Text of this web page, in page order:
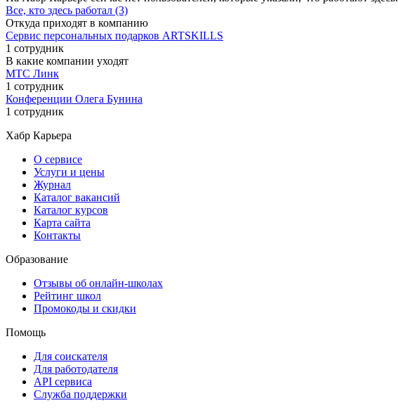
Все, кто здесь работал (3)
Откуда приходят в компанию
Сервис персональных подарков ARTSKILLS
1 сотрудник
В какие компании уходят
МТС Линк
1 сотрудник
Конференции Олега Бунина
1 сотрудник
Хабр Карьера
О сервисе
Услуги и цены
Журнал
Каталог вакансий
Каталог курсов
Карта сайта
Контакты
Образование
Отзывы об онлайн-школах
Рейтинг школ
Промокоды и скидки
Помощь
Для соискателя
Для работодателя
API сервиса
Служба поддержки